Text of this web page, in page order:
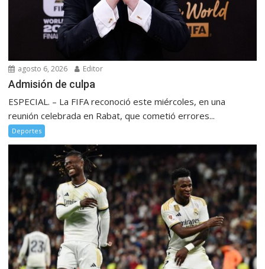
agosto 6, 2026 Editor
Admisión de culpa
ESPECIAL. – La FIFA reconoció este miércoles, en una
reunión celebrada en Rabat, que cometió errores...
Deportes